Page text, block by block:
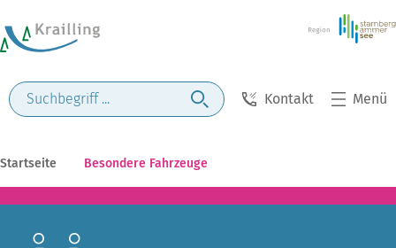
Kontakt Menü
Startseite Besondere Fahrzeuge